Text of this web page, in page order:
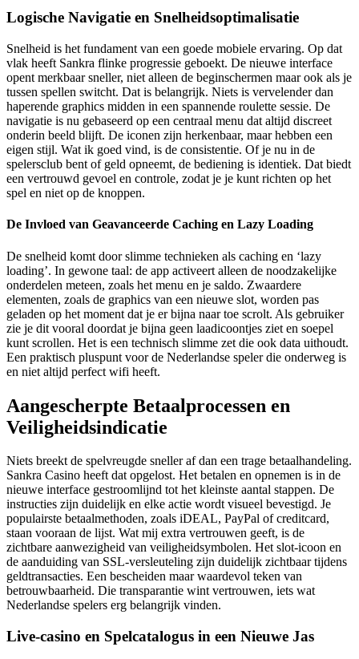
Logische Navigatie en Snelheidsoptimalisatie
Snelheid is het fundament van een goede mobiele ervaring. Op dat
vlak heeft Sankra flinke progressie geboekt. De nieuwe interface
opent merkbaar sneller, niet alleen de beginschermen maar ook als je
tussen spellen switcht. Dat is belangrijk. Niets is vervelender dan
haperende graphics midden in een spannende roulette sessie. De
navigatie is nu gebaseerd op een centraal menu dat altijd discreet
onderin beeld blijft. De iconen zijn herkenbaar, maar hebben een
eigen stijl. Wat ik goed vind, is de consistentie. Of je nu in de
spelersclub bent of geld opneemt, de bediening is identiek. Dat biedt
een vertrouwd gevoel en controle, zodat je je kunt richten op het
spel en niet op de knoppen.
De Invloed van Geavanceerde Caching en Lazy Loading
De snelheid komt door slimme technieken als caching en ‘lazy
loading’. In gewone taal: de app activeert alleen de noodzakelijke
onderdelen meteen, zoals het menu en je saldo. Zwaardere
elementen, zoals de graphics van een nieuwe slot, worden pas
geladen op het moment dat je er bijna naar toe scrolt. Als gebruiker
zie je dit vooral doordat je bijna geen laadicoontjes ziet en soepel
kunt scrollen. Het is een technisch slimme zet die ook data uithoudt.
Een praktisch pluspunt voor de Nederlandse speler die onderweg is
en niet altijd perfect wifi heeft.
Aangescherpte Betaalprocessen en
Veiligheidsindicatie
Niets breekt de spelvreugde sneller af dan een trage betaalhandeling.
Sankra Casino heeft dat opgelost. Het betalen en opnemen is in de
nieuwe interface gestroomlijnd tot het kleinste aantal stappen. De
instructies zijn duidelijk en elke actie wordt visueel bevestigd. Je
populairste betaalmethoden, zoals iDEAL, PayPal of creditcard,
staan vooraan de lijst. Wat mij extra vertrouwen geeft, is de
zichtbare aanwezigheid van veiligheidsymbolen. Het slot-icoon en
de aanduiding van SSL-versleuteling zijn duidelijk zichtbaar tijdens
geldtransacties. Een bescheiden maar waardevol teken van
betrouwbaarheid. Die transparantie wint vertrouwen, iets wat
Nederlandse spelers erg belangrijk vinden.
Live-casino en Spelcatalogus in een Nieuwe Jas